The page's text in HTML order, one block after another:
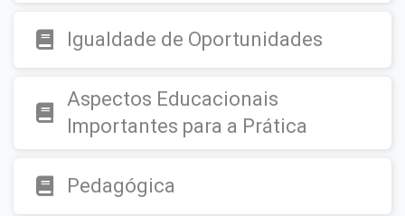
Igualdade de Oportunidades
Aspectos Educacionais
Importantes para a Prática
Pedagógica